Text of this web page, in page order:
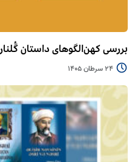
بررسی کهن‌الگوهای داستان
24 سرطان 1405